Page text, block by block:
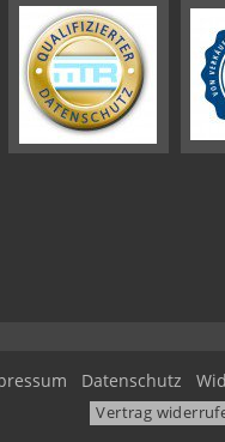
Datenschutz
Vertrag